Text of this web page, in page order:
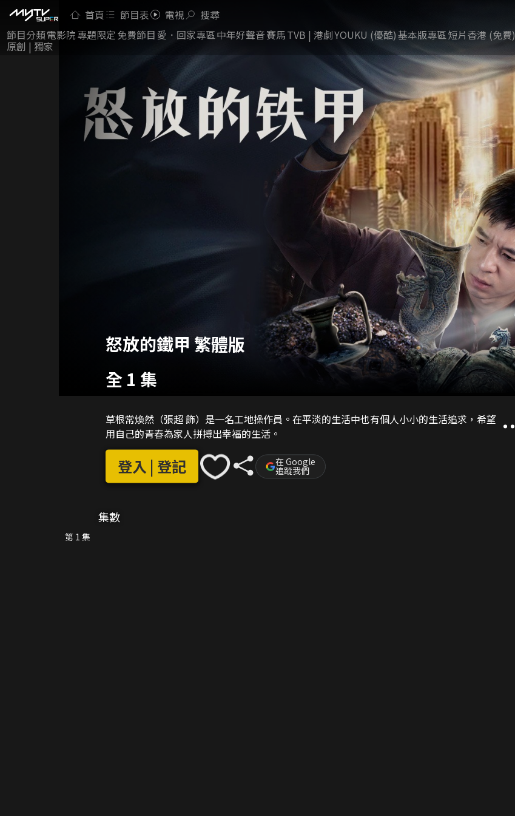
首頁 節目表 電視 搜尋
節目分類電影院專題限定 免費節目 愛．回家專區中年好聲音賽馬TVB | 港劇YOUKU (優酷)基本版專區短片香港 (免費)
原創 | 獨家
怒放的鐵甲 繁體版
全 1 集
草根常煥然（張超 飾）是一名工地操作員。在平淡的生活中也有個人小小的生活追求，希望
用自己的青春為家人拼搏出幸福的生活。
登入 | 登記 在 Google
追蹤我們
集數
第 1 集